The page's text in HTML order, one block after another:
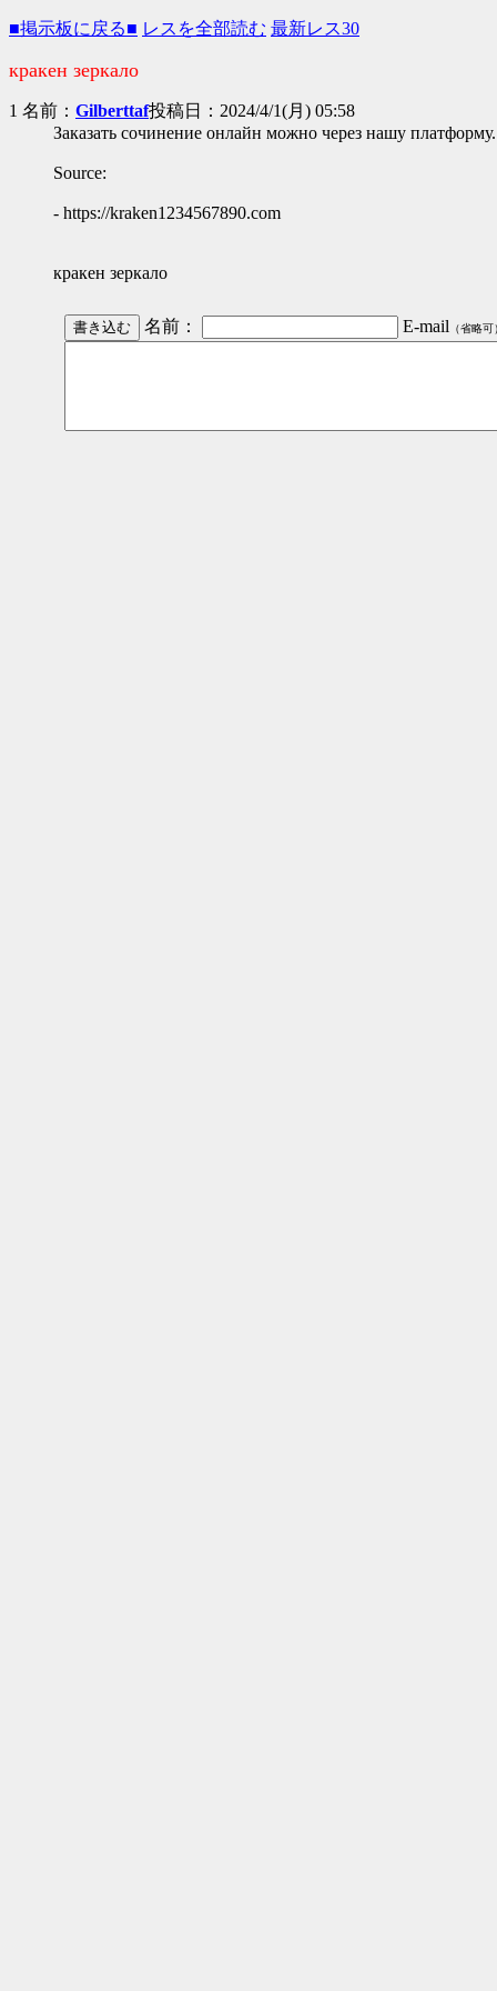
■掲示板に戻る■ レスを全部読む 最新レス30
кракен зеркало
1 名前： Gilberttaf投稿日：2024/4/1(月) 05:58
Заказать сочинение онлайн можно через нашу платформу.
Source:
- https://kraken1234567890.com
кракен зеркало
名前： E-mail （省略可